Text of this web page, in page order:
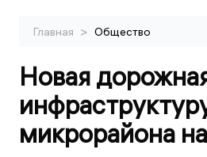
Главная > Общество
Новая
микрорайона